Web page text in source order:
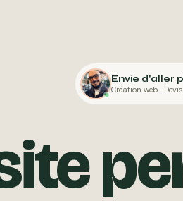
Envie d'aller
Création web ·